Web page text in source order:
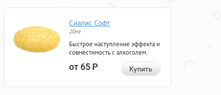
Сиалис Софт
20мг
Быстрое наступление эффекта и
совместимость с алкоголем.
от 65Р Купить